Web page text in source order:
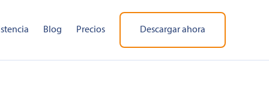
Blog Precios Descargar ahora